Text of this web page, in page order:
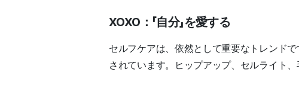
XOXO：「自分」を愛する
セルフケアは、依然として重要なトレンドで
されています。ヒップアップ、セルライト